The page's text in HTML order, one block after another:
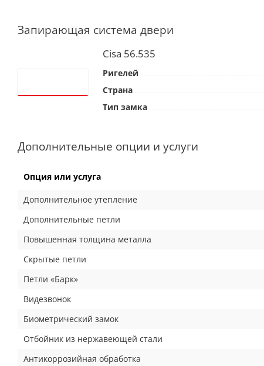
Запирающая система двери
Cisa 56.535
Ригелей
Страна
Тип замка
Дополнительные опции и услуги
Опция или услуга
Дополнительное утепление
Дополнительные петли
Повышенная толщина металла
Скрытые петли
Петли «Барк»
Видезвонок
Биометрический замок
Отбойник из нержавеющей стали
Антикоррозийная обработка